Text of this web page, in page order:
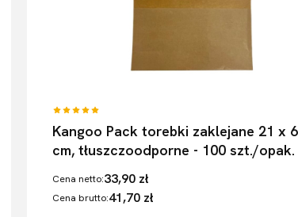
Kangoo Pack torebki zaklejane 21 x
cm, tłuszczoodporne - 100 szt./opak.
Cena netto:33,90 zł
Cena brutto:41,70 zł